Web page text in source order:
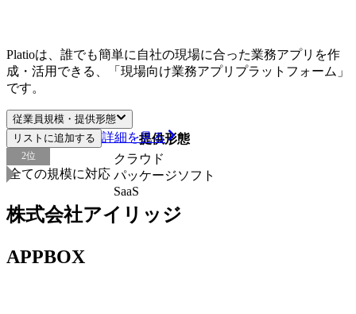
Platioは、誰でも簡単に自社の現場に合った業務アプリを作
成・活用できる、「現場向け業務アプリプラットフォーム」
です。
従業員規模・提供形態
従業員規模 提供形態
全ての規模に対応
クラウド
パッケージソフト
SaaS
リストに追加する 詳細を見る
2位
株式会社アイリッジ
APPBOX